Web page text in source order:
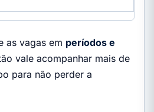
as vagas em períodos e
vale acompanhar mais de
para não perder a